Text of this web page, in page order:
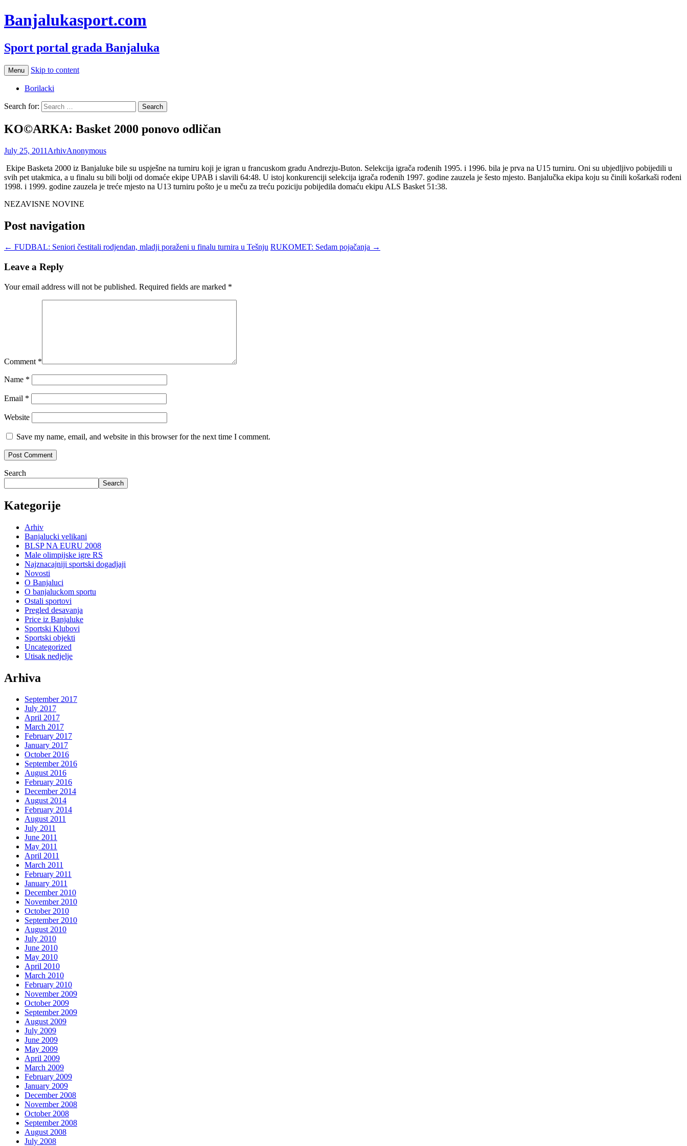
Banjalukasport.com
Sport portal grada Banjaluka
Menu Skip to content
Borilacki
Search for:
KO©ARKA: Basket 2000 ponovo odličan
July 25, 2011 ArhivAnonymous
Ekipe Basketa 2000 iz Banjaluke bile su uspješne na turniru koji je igran u francuskom gradu Andrezju-Buton. Selekcija igrača rođenih 1995. i 1996. bila je prva na U15 turniru. Oni su ubjedljivo pobijedili u
svih pet utakmica, a u finalu su bili bolji od domaće ekipe UPAB i slavili 64:48. U istoj konkurenciji selekcija igrača rođenih 1997. godine zauzela je šesto mjesto. Banjalučka ekipa koju su činili košarkaši rođeni
1998. i 1999. godine zauzela je treće mjesto na U13 turniru pošto je u meču za treću poziciju pobijedila domaću ekipu ALS Basket 51:38.
NEZAVISNE NOVINE
Post navigation
← FUDBAL: Seniori čestitali rodjendan, mladji poraženi u finalu turnira u Tešnju RUKOMET: Sedam pojačanja →
Leave a Reply
Your email address will not be published. Required fields are marked *
Comment *
Name *
Email *
Website
Save my name, email, and website in this browser for the next time I comment.
Search
Search
Kategorije
Arhiv
Banjalucki velikani
BLSP NA EURU 2008
Male olimpijske igre RS
Najznacajniji sportski dogadjaji
Novosti
O Banjaluci
O banjaluckom sportu
Ostali sportovi
Pregled desavanja
Price iz Banjaluke
Sportski Klubovi
Sportski objekti
Uncategorized
Utisak nedjelje
Arhiva
September 2017
July 2017
April 2017
March 2017
February 2017
January 2017
October 2016
September 2016
August 2016
February 2016
December 2014
August 2014
February 2014
August 2011
July 2011
June 2011
May 2011
April 2011
March 2011
February 2011
January 2011
December 2010
November 2010
October 2010
September 2010
August 2010
July 2010
June 2010
May 2010
April 2010
March 2010
February 2010
November 2009
October 2009
September 2009
August 2009
July 2009
June 2009
May 2009
April 2009
March 2009
February 2009
January 2009
December 2008
November 2008
October 2008
September 2008
August 2008
July 2008